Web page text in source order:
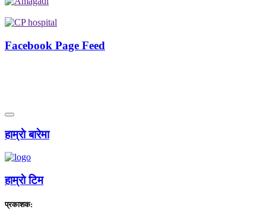
Facebook Page Feed
हाम्राे बारेमा
हाम्राे टिम
प्रकाशक: